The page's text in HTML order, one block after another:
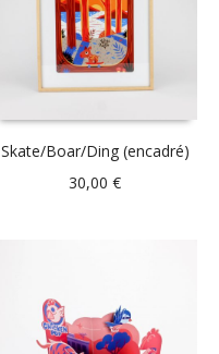
Skate/Boar/Ding (encadré)
30,00€